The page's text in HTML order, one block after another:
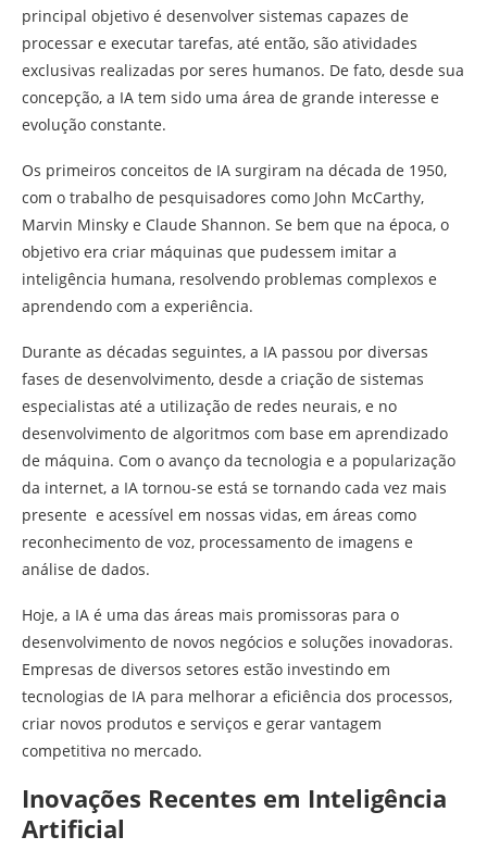
principal objetivo é desenvolver sistemas capazes de
processar e executar tarefas, até então, são atividades
exclusivas realizadas por seres humanos. De fato, desde sua
concepção, a IA tem sido uma área de grande interesse e
evolução constante.
Os primeiros conceitos de IA surgiram na década de 1950,
com o trabalho de pesquisadores como John McCarthy,
Marvin Minsky e Claude Shannon. Se bem que na época, o
objetivo era criar máquinas que pudessem imitar a
inteligência humana, resolvendo problemas complexos e
aprendendo com a experiência.
Durante as décadas seguintes, a IA passou por diversas
fases de desenvolvimento, desde a criação de sistemas
especialistas até a utilização de redes neurais, e no
desenvolvimento de algoritmos com base em aprendizado
de máquina. Com o avanço da tecnologia e a popularização
da internet, a IA tornou-se está se tornando cada vez mais
presente e acessível em nossas vidas, em áreas como
reconhecimento de voz, processamento de imagens e
análise de dados.
Hoje, a IA é uma das áreas mais promissoras para o
desenvolvimento de novos negócios e soluções inovadoras.
Empresas de diversos setores estão investindo em
tecnologias de IA para melhorar a eficiência dos processos,
criar novos produtos e serviços e gerar vantagem
competitiva no mercado.
Inovações Recentes em Inteligência
Artificial